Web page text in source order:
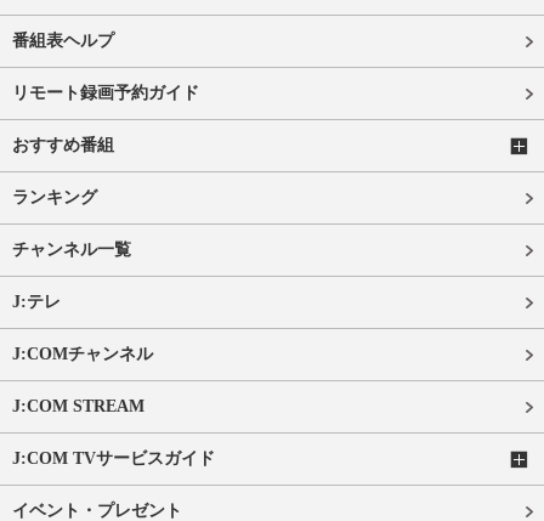
番組表ヘルプ
リモート録画予約ガイド
おすすめ番組
ランキング
チャンネル一覧
J:テレ
J:COMチャンネル
J:COM STREAM
J:COM TVサービスガイド
イベント・プレゼント